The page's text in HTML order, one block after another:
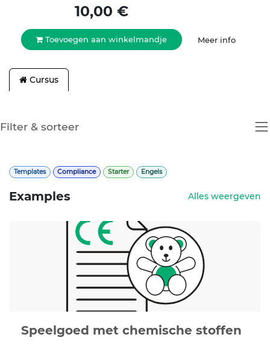
10,00 €
Toevoegen aan winkelmandje Meer info
Cursus
Filter & sorteer
Templates Compliance Starter Engels
Examples Alles weergeven
Speelgoed met chemische stoffen